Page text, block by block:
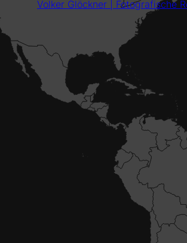
Volker Glöckner | Fotografische